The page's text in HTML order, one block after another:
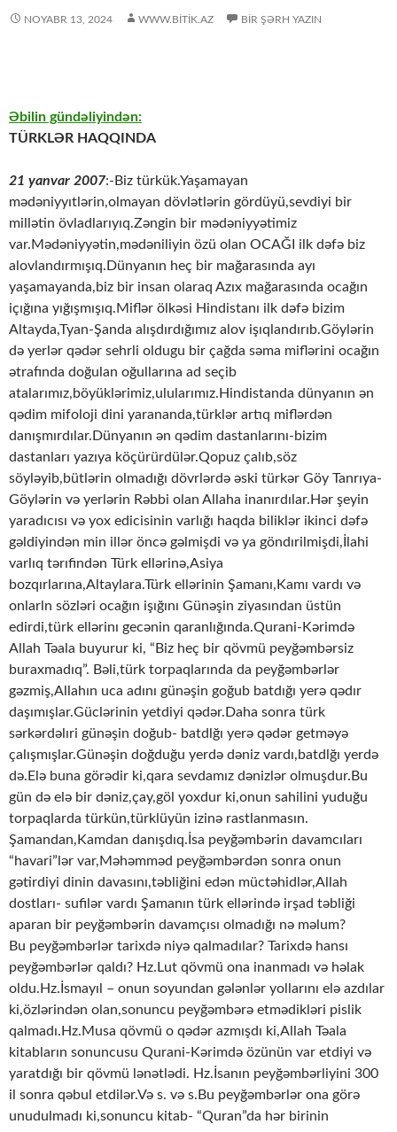
NOYABR 13, 2024 WWW.BITIK.AZ BIR ŞƏRH YAZIN
Əbilin gündəliyindən:
TÜRKLƏR HAQQINDA
21 yanvar 2007:-Biz türkük.Yaşamayan
mədəniyyıtlərin,olmayan dövlətlərin gördüyü,sevdiyi bir
millətin övladlarıyıq.Zəngin bir mədəniyyətimiz
var.Mədəniyyətin,mədəniliyin özü olan OCAĞI ilk dəfə biz
alovlandırmışıq.Dünyanın heç bir mağarasında ayı
yaşamayanda,biz bir insan olaraq Azıx mağarasında ocağın
içığına yığışmışıq.Miflər ölkəsi Hindistanı ilk dəfə bizim
Altayda,Tyan-Şanda alışdırdığımız alov işıqlandırıb.Göylərin
də yerlər qədər sehrli oldugu bir çağda səma miflərini ocağın
ətrafında doğulan oğullarına ad seçib
atalarımız,böyüklərimiz,ulularımız.Hindistanda dünyanın ən
qədim mifoloji dini yarananda,türklər artıq miflərdən
danışmırdılar.Dünyanın ən qədim dastanlarını-bizim
dastanları yazıya köçürürdülər.Qopuz çalıb,söz
söyləyib,bütlərin olmadığı dövrlərdə əski türkər Göy Tanrıya-
Göylərin və yerlərin Rəbbi olan Allaha inanırdılar.Hər şeyin
yaradıcısı və yox edicisinin varlığı haqda biliklər ikinci dəfə
gəldiyindən min illər öncə gəlmişdi və ya göndırilmişdi,İlahi
varlıq tərıfindən Türk ellərinə,Asiya
bozqırlarına,Altaylara.Türk ellərinin Şamanı,Kamı vardı və
onlarln sözləri ocağın işığını Günəşin ziyasından üstün
edirdi,türk ellərinı gecənin qaranlığında.Qurani-Kərimdə
Allah Təala buyurur ki, “Biz heç bir qövmü peyğəmbərsiz
buraxmadıq”. Bəli,türk torpaqlarında da peyğəmbərlər
gəzmiş,Allahın uca adını günəşin goğub batdığı yerə qədır
daşımışlar.Güclərinin yetdiyi qədər.Daha sonra türk
sərkərdəlıri günəşin doğub- batdlğı yerə qədər getməyə
çalışmışlar.Günəşin doğduğu yerdə dəniz vardı,batdlğı yerdə
də.Elə buna görədir ki,qara sevdamız dənizlər olmuşdur.Bu
gün də elə bir dəniz,çay,göl yoxdur ki,onun sahilini yuduğu
torpaqlarda türkün,türklüyün izinə rastlanmasın.
Şamandan,Kamdan danışdıq.İsa peyğəmbərin davamcıları
“havari”lər var,Məhəmməd peyğəmbərdən sonra onun
gətirdiyi dinin davasını,təbliğini edən müctəhidlər,Allah
dostları- sufilər vardı Şamanın türk ellərində irşad təbliği
aparan bir peyğəmbərin davamçısı olmadığı nə məlum?
Bu peyğəmbərlər tarixdə niyə qalmadılar? Tarixdə hansı
peyğəmbərlər qaldı? Hz.Lut qövmü ona inanmadı və həlak
oldu.Hz.İsmayıl – onun soyundan gələnlər yollarını elə azdılar
ki,özlərindən olan,sonuncu peyğəmbərə etmədikləri pislik
qalmadı.Hz.Musa qövmü o qədər azmışdı ki,Allah Təala
kitabların sonuncusu Qurani-Kərimdə özünün var etdiyi və
yaratdığı bir qövmü lənətlədi. Hz.İsanın peyğəmbərliyini 300
il sonra qəbul etdilər.Və s. və s.Bu peyğəmbərlər ona görə
unudulmadı ki,sonuncu kitab- “Quran”da hər birinin